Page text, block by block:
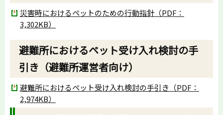
災害時におけるペットのための行動指針（PDF：
3,302KB）
避難所におけるペット受け入れ検討の手
引き（避難所運営者向け）
避難所におけるペット受け入れ検討の手引き（PDF：
2,974KB）